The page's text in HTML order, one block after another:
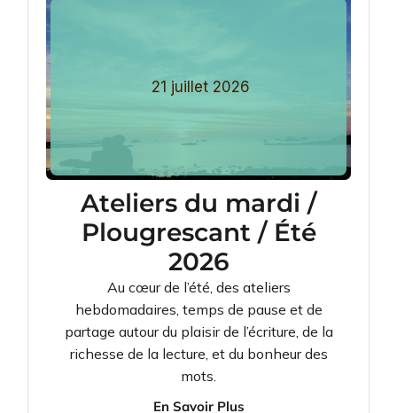
21 juillet 2026
Ateliers du mardi /
Plougrescant / Été
2026
Au cœur de l’été, des ateliers
hebdomadaires, temps de pause et de
partage autour du plaisir de l’écriture, de la
richesse de la lecture, et du bonheur des
mots.
En Savoir Plus